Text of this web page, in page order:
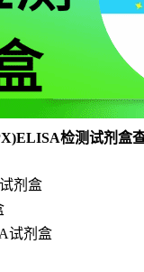
检测试剂盒
剂盒
试剂盒